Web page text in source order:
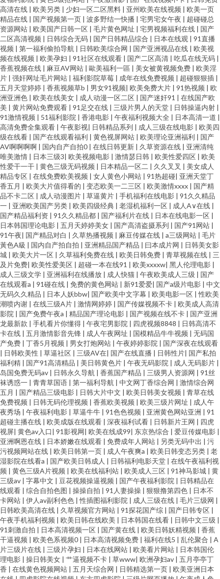
高清在线 | 欧美另类 | 少妇一区二区黑料 | 亚州欧美在线视频 | 欧美一页
精品在线 | 国产视频第一页 | 波多野结一快播 | 宅男宅女午夜 | 超碰碰总
资源网站 | 欧美国产日韩一区 | 毛片黄色网址 | 宅男视频福利在线 | 国产
二区高清视频 | 日韩综合无码 | 国产日韩精品综合 | 日本在线观 | 91直播
视频 | 第一福利偷拍导航 | 日韩欧美综合网 | 国产亚洲视品在线 | 欧美视
频在线视频 | 欧美孕妇 | 91社区在线观看 | 国产二区高清 | 吃瓜在线无码 |
香蕉视频在线 | 麻豆AV网站 | 歐美福利一區 | 美女被黄视频免费 | 欧美淫
片 | 强奸网址毛片网站 | 福利影院草莓 | 成年在线免费视频 | 超碰狠狠插 |
五月天堂婷婷 | 香蕉视频草b | 男女91视频| 欧美免费大片 | 91热视频 | 欧
洲亚洲色 | 欧美在线美女 | 成人动漫一区二区 | 国产迷奸91 | 在线国产欧
美 | 黄片网站免费观看 | 91足交在线 | 三级片男人的天堂 | 日韩操逼内射 |
91激情视频 | 51福利影院 | 香港电影 | 午夜福利视频大全 | 日本高清一道 |
高清免费全集观看 | 午夜影视| 日韩精品系列 | 成人三级在线电影 | 欧美四
级在线看 | 国产在线观看福利 | 黄色视屏网站 | 欧美理论亚洲福利 | 国产
AV啊啊啊啊 | 国内自产自拍0 | 在线日韩更新 | 久草资源在线 | 亚洲清纯
唯美激情 | 日本三级3| 欧美视频电影 | 激情瑟日韩 | 欧美性爱四区 | 欧美
性爱干一干 | 黄色三级无码视频 | 日本精品一区二 | 久久叉叉 | 美女成人
精品专区 | 在线免费欧美视频 | 女人黄色小网站 | 91热超碰| 亚洲天堂丁
香五月 | 欧美大片值得看的 | 变态欧美一二三区 | 欧美激情xxxx | 国产精
品不卡二区 | 成人动漫图片 | 草逼黄片 | 手机福利在线电影 | 91久久精品
一 | 亚洲欧美国产另类 | 欧美四级经典 | 老湿机福利一区 | 成人A∨在线 |
国产精品福利资 | 91久久精品都 | 国产福利片在线 | 日本在线电影一区 |
日本韩国理论电影 | 五月天婷婷美女 | 国产高清盗摄系列 | 国产91网站 |
91午夜| 国产精品对白 | 久草热播视频 | 麻豆传媒在线 | a三级网站 | 毛片
黃色A級 | 国内自产拍自拍 | 亚洲精品国产精品 | 曰本成片网 | 日韩美女影
城 | 欧美大片一区 | 久草福利免费在线 | 欧美日韩免费 | 青草视频在线 | 三
及片免费| 欧美性爱美区 | 超碰一本在线91 | 欧美xxxxw| 黑人伦理电影 |
成人三级文学 | 亚洲福利在线播放 | 成人快猫 | 午夜欧美成人三级 | 国产
在线观看a | 91碰在线 | 免费的黄色网站 | 新91爱爱| 国产a级片电影 | 中文
无码久久精品 | 日本人妖bbw| 国产欧美中文字幕 | 欧美电影一区 |性欧美
潮喷内谢 | 在线三级A片 | 激情网婷婷 | 国产传媒视频不卡 | 欧美成人高清
影院 | 国产免费午夜a | 精品国产理论电影 | 国产视频在线不卡 | 国产亚洲
龙最新款 | 手机看片你懂得 | 午夜宅男影院 | 四虎视频8848 | 日韩高清不
卡在线 | 五月激情影音先锋 | 成人午夜网址 | 国模精品牛牛视频 | 无码国
产免费 | 丁香5月视频 | 男女打炮网站 | 午夜婷婷影院 | 国产深夜在线观看
| 日韩欧美性 | 草逼社区 | 三级AV在| 国产在线直播 | 日韩性片| 国产私拍
福利精 | 国产91高清精品 | 美日韩黄色片 | 午夜无码影院 | 成人无码影片 |
岛国免费无码av | 日韩永久导航 | 香蕉国产精品 | 三级男人资源网 | 91丝
袜诱惑一 | 青青草国语 | 第一福利导航 | 中文网丁香综合网 | 激情综合网
五月 | 国产精品三级电影 | 日韩大片中文 | 欧美日韩美女视频 | 青草在线
免费视频 | 日韩无码伦理视频 | 香蕉欧美视频 | 欧美三级片网址 | 成人午
夜秀场 | 午夜福利电影 | 草逼牛牛 | 91色色视频 | 亚洲黄色网站亚洲 | 91
超碰主播在线 | 欧美成版在线观看 | 深夜福利试看 | 日韩新片王网 | 四虎
视屏| 黄色av入口| 91影视网| 欧美在线成99| 东京热综合 | 爱豆传媒电影 |
亚洲啊恩在线 | 日本娇嫩在线观看 | 免费成年人网站 | 另类无码中出 | 污
污视频网站在线 | 欧美日韩第一页 | 成人午夜爽a | 欧美日韩变态另类 | 老
湿影院在线看a | 国产欧美日韩成人 | 日韩福利电影天堂 | 在线午夜福利视
频 | 黄色三级A片视频 | 欧美在线福利站 | 欧美成人三区 | 91神马影城 | 黄
三级av | 字幕中文 | 豆花视频操逼视频 | 国产午夜福利影院 | 日韩精品在
线观看 | 综合自拍色图 | 操操自拍 | 91人妻操操 | 狠狠撸第四色 | 日本不
卡网站 | 伊人av副利色色 |性插图福利影院 | 成人三级在线 | 毛片三级网 |
日韩欧美高清在线 | 久草视频官方网站 | 91探花国产综 | 国产日韩专区 |
午夜手机福利视频 | 欧美日韩在线欧美 | 日本韩国在线看 | 日韩中文三级 |
91刺激自拍 | 日本高清视频一区 | 国产黄在线 | 欧美日韩妖精视频 | 香蕉
干逼视频 | 欧美色系视频0 | 日本高清视频免费 | 福利在线5 | 乱伦聚合 | A
片三级片在线 | 三级片孕妇 | 日本在线网站 | 欧美看片网站 | 日本韩国伦
理电影 | 操日韩美女 | 艹逼视频不卡 | 草www| 欧洲孕妇av | 五月亭亭丁
香 | 在线黄色视频网站 | 五月天综合网 | 日韩精选第一页 | 欧美亚洲日本